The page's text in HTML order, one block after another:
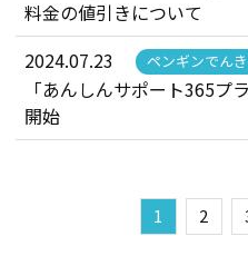
料金の値引きについて
2024.07.23 ペンギンでんき
「あんしんサポート365プ
開始
1 2